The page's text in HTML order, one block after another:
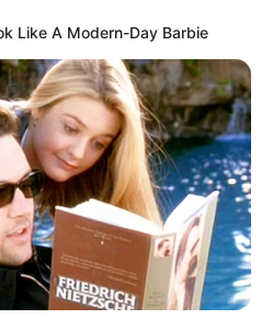
Even After 60!
Like A Modern-Day Barbie